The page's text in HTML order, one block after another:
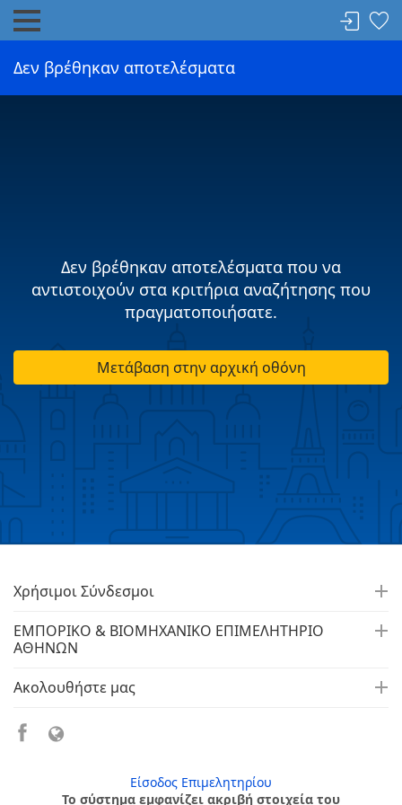
Δεν βρέθηκαν αποτελέσματα
Δεν βρέθηκαν αποτελέσματα που να
αντιστοιχούν στα κριτήρια αναζήτησης που
πραγματοποιήσατε.
Μετάβαση στην αρχική οθόνη
Χρήσιμοι Σύνδεσμοι
ΕΜΠΟΡΙΚΟ & ΒΙΟΜΗΧΑΝΙΚΟ ΕΠΙΜΕΛΗΤΗΡΙΟ
ΑΘΗΝΩΝ
Ακολουθήστε μας
Είσοδος Επιμελητηρίου
Το σύστημα εμφανίζει ακριβή στοιχεία του